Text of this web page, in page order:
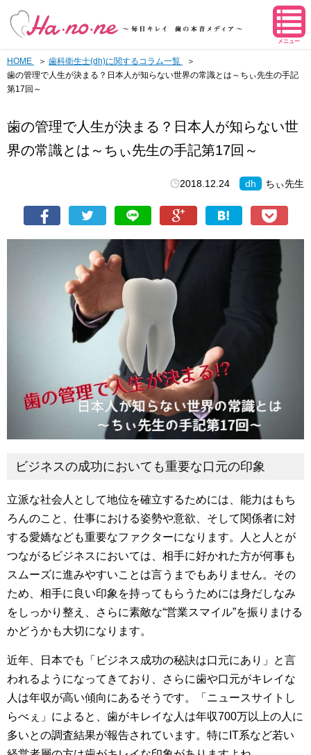
メニュー
HOME
歯科衛生士(dh)に関するコラム一覧
歯の管理で人生が決まる？日本人が知らない世界の常識とは～ちぃ先生の手記
第17回～
歯の管理で人生が決まる？日本人が知らない世
界の常識とは～ちぃ先生の手記第17回～
2018.12.24 dh ちぃ先生
ビジネスの成功においても重要な口元の印象
立派な社会人として地位を確立するためには、能力はもち
ろんのこと、仕事における姿勢や意欲、そして関係者に対
する愛嬌なども重要なファクターになります。人と人とが
つながるビジネスにおいては、相手に好かれた方が何事も
スムーズに進みやすいことは言うまでもありません。その
ため、相手に良い印象を持ってもらうためには身だしなみ
をしっかり整え、さらに素敵な“営業スマイル”を振りまける
かどうかも大切になります。
近年、日本でも「ビジネス成功の秘訣は口元にあり」と言
われるようになってきており、さらに歯や口元がキレイな
人は年収が高い傾向にあるそうです。「ニュースサイトし
らべぇ」によると、歯がキレイな人は年収700万以上の人に
多いとの調査結果が報告されています。特にIT系など若い